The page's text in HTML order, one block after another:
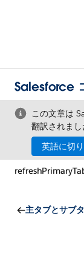
Salesforce
この文章は
翻訳されま
英語に切
主タブとサブ